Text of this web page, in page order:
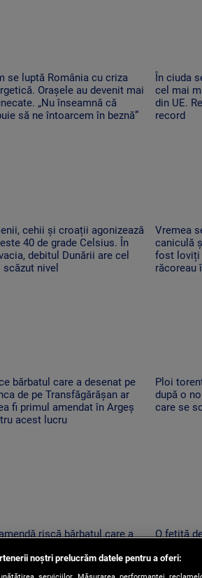
se luptă România cu criza
Orașele au devenit mai
„Nu înseamnă că
să ne întoarcem în beznă”
În ciuda
cel mai
din UE.
record
cehii și croații agonizează
40 de grade Celsius. În
debitul Dunării are cel
scăzut nivel
Vremea
caniculă
fost loviți
răcoreau
bărbatul care a desenat pe
de pe Transfăgărășan ar
fi primul amendat în Argeș
acest lucru
Ploi
după o
care se
riscă bărbatul care a
Ar putea fi obligat
„opera”
O fetiță
jandarmi
dispărut
noștri prelucrăm datele pentru a oferi: